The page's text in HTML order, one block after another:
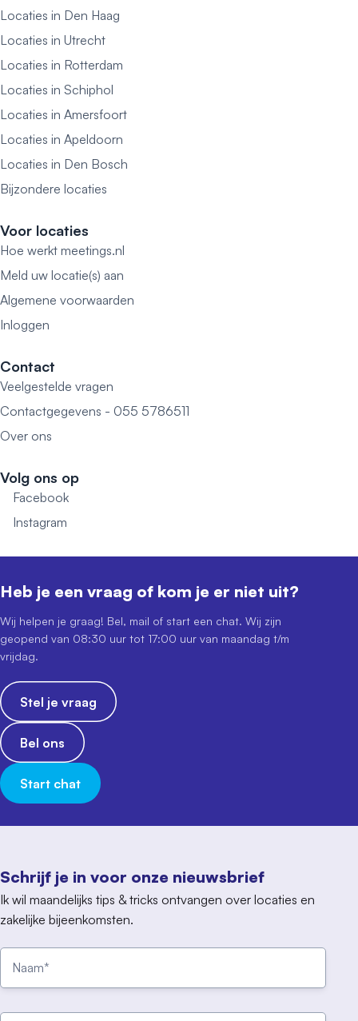
Locaties in Den Haag
Locaties in Utrecht
Locaties in Rotterdam
Locaties in Schiphol
Locaties in Amersfoort
Locaties in Apeldoorn
Locaties in Den Bosch
Bijzondere locaties
Voor locaties
Hoe werkt meetings.nl
Meld uw locatie(s) aan
Algemene voorwaarden
Inloggen
Contact
Veelgestelde vragen
Contactgegevens - 055 5786511
Over ons
Volg ons op
Facebook
Instagram
Schrijf je in voor onze nieuwsbrief
Ik wil maandelijks tips & tricks ontvangen over locaties en
zakelijke bijeenkomsten.
Heb je een vraag of kom je er niet uit?
Wij helpen je graag! Bel, mail of start een chat. Wij zijn
geopend van 08:30 uur tot 17:00 uur van maandag t/m
vrijdag.
Stel je vraag
Bel ons
Start chat